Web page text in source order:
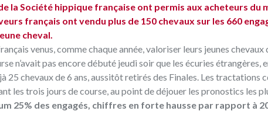
la Société hippique française ont permis aux acheteurs du
français ont vendu plus de 150 chevaux sur les 660
cheval.
venus, comme chaque année, valoriser leurs jeunes chevaux
n’avait pas encore débuté jeudi soir que les écuries étrangères,
25 chevaux de 6 ans, aussitôt retirés des Finales. Les tractations
les trois jours de course, au point de déjouer les pronostics les
25% des engagés, chiffres en forte hausse par rapport à